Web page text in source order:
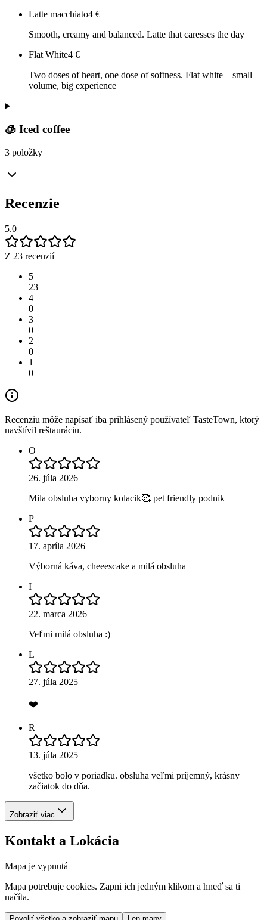
Latte macchiato4 €
Smooth, creamy and balanced. Latte that caresses the day
Flat White4 €
Two doses of heart, one dose of softness. Flat white – small
volume, big experience
🧊 Iced coffee
3 položky
Recenzie
5.0
Z 23 recenzií
5
23
4
0
3
0
2
0
1
0
Recenziu môže napísať iba prihlásený používateľ TasteTown, ktorý
navštívil reštauráciu.
O
26. júla 2026
Mila obsluha vyborny kolacik🥰 pet friendly podnik
P
17. apríla 2026
Výborná káva, cheeescake a milá obsluha
I
22. marca 2026
Veľmi milá obsluha :)
L
27. júla 2025
❤️
R
13. júla 2025
všetko bolo v poriadku. obsluha veľmi príjemný, krásny
začiatok do dňa.
Zobraziť viac
Kontakt a Lokácia
Mapa je vypnutá
Mapa potrebuje cookies. Zapni ich jedným klikom a hneď sa ti
načíta.